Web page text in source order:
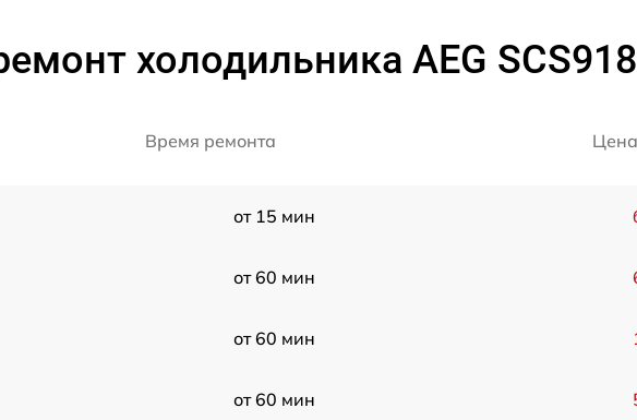
холодильника AEG
Время ремонта Цена
от 15 мин
от 60 мин
от 60 мин
от 60 мин